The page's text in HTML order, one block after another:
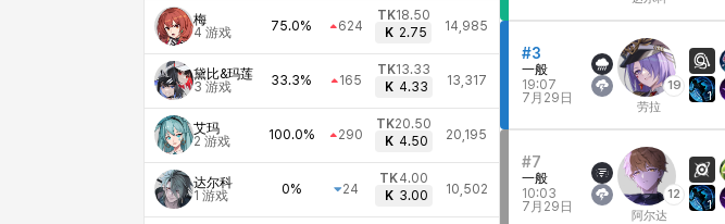
梅
4 游戏 75.0% 624
TK18.50
K 2.75 14,985
黛比&玛莲
3 游戏 33.3% 165
TK13.33
K 4.33 13,317
艾玛
2 游戏 100.0% 290
TK20.50
K 4.50 20,195
达尔科
1 游戏 0% 24
TK4.00
K 3.00 10,502
#3
一般
19:07
7月29日
19
劳拉
1
#7
一般
10:03
7月29日
12
阿尔达
1